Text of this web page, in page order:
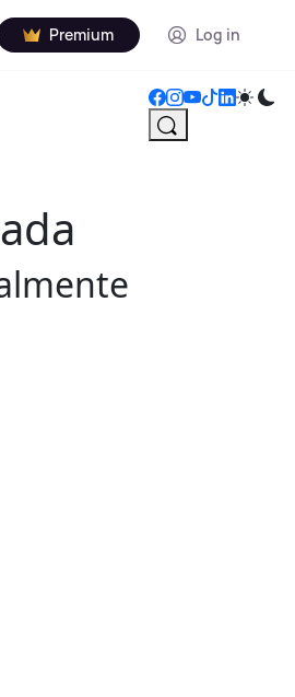
Premium Log in